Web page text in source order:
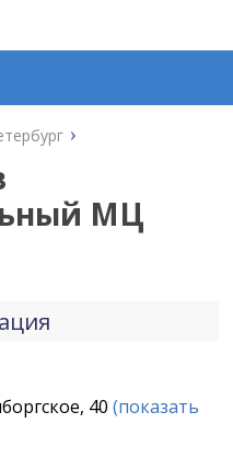
МЦ
40(показать